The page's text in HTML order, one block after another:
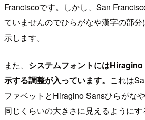
Franciscoです。しかし、San
ていませんのでひらがなや漢字の部
示します。
また、 システムフォントには
示する調整が入っています。 これは
ファベットとHiragino Sansひらがな
同じくらいの大きさに見えるようにす